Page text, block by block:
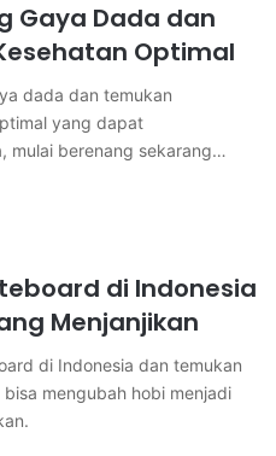
Gaya Dada dan
Optimal
dada dan temukan
yang dapat
mulai berenang sekarang…
di Indonesia
Menjanjikan
di Indonesia dan temukan
mengubah hobi menjadi